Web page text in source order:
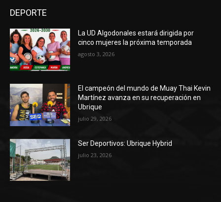
DEPORTE
La UD Algodonales estará dirigida por
cinco mujeres la próxima temporada
agosto 3, 2026
El campeón del mundo de Muay Thai Kevin
Martínez avanza en su recuperación en
Ubrique
julio 29, 2026
Ser Deportivos: Ubrique Hybrid
julio 23, 2026